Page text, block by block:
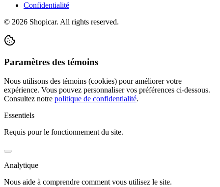
Confidentialité
© 2026 Shopicar. All rights reserved.
Paramètres des témoins
Nous utilisons des témoins (cookies) pour améliorer votre
expérience. Vous pouvez personnaliser vos préférences ci-dessous.
Consultez notre politique de confidentialité.
Essentiels
Requis pour le fonctionnement du site.
Analytique
Nous aide à comprendre comment vous utilisez le site.